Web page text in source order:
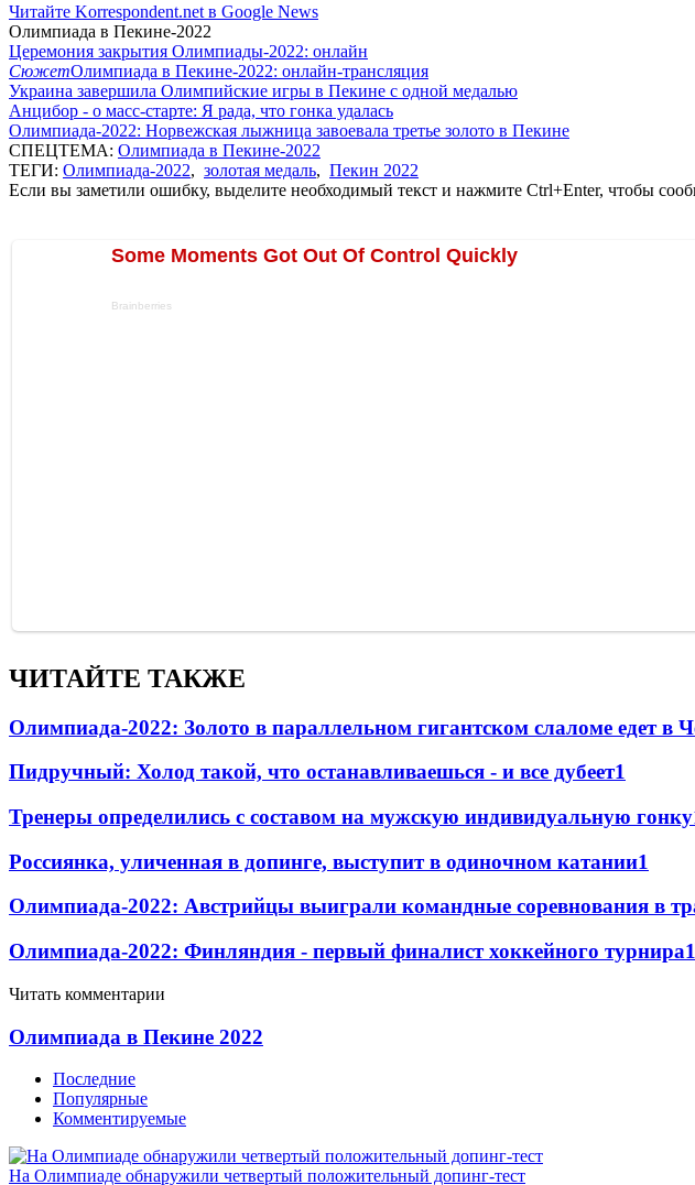
Читайте Korrespondent.net в Google News
Олимпиада в Пекине-2022
Церемония закрытия Олимпиады-2022: онлайн
СюжетОлимпиада в Пекине-2022: онлайн-трансляция
Украина завершила Олимпийские игры в Пекине с одной медалью
Анцибор - о масс-старте: Я рада, что гонка удалась
Олимпиада-2022: Норвежская лыжница завоевала третье золото в Пекине
СПЕЦТЕМА: Олимпиада в Пекине-2022
ТЕГИ: Олимпиада-2022, золотая медаль, Пекин 2022
Если вы заметили ошибку, выделите необходимый текст и нажмите Ctrl+Enter, чтобы
ЧИТАЙТЕ ТАКЖЕ
Олимпиада-2022: Золото в параллельном гигантском слаломе едет в
Пидручный: Холод такой, что останавливаешься - и все дубеет1
Тренеры определились с составом на мужскую индивидуальную гонку
Россиянка, уличенная в допинге, выступит в одиночном катании1
Олимпиада-2022: Австрийцы выиграли командные соревнования в
Олимпиада-2022: Финляндия - первый финалист хоккейного турнира1
Читать комментарии
Олимпиада в Пекине 2022
Последние
Популярные
Комментируемые
На Олимпиаде обнаружили четвертый положительный допинг-тест